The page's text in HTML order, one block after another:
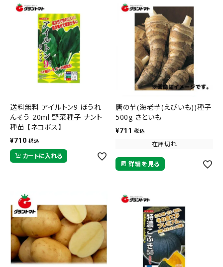
送料無料 アイルトン9 ほうれ
んそう 20ml 野菜種子 ナント
種苗 【ネコポス】
¥710 税込
カートに入れる
唐の芋(海老芋(えびいも))種子
500g さといも
¥711 税込
在庫切れ
詳細を見る